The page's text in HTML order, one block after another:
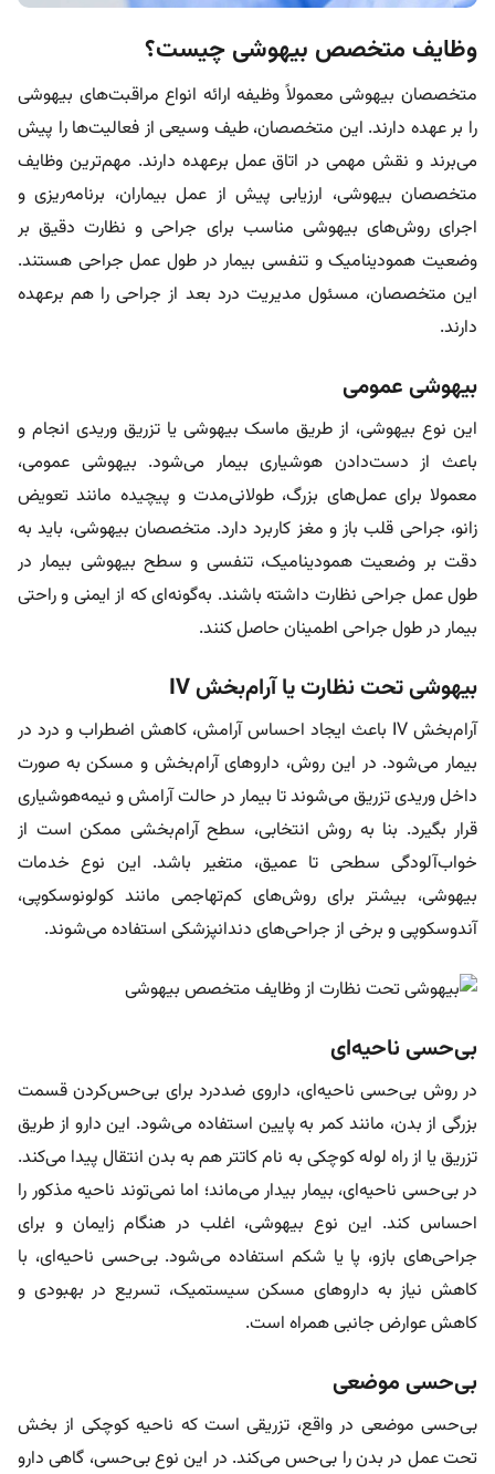
وظایف متخصص بیهوشی چیست؟
متخصصان بیهوشی معمولاً وظیفه ارائه انواع مراقبت‌های بیهوشی
را بر عهده دارند. این متخصصان، طیف وسیعی از فعالیت‌ها را پیش
می‌برند و نقش مهمی در اتاق عمل برعهده دارند. مهم‌ترین وظایف
متخصصان بیهوشی، ارزیابی پیش از عمل بیماران، برنامه‌ریزی و
اجرای روش‌های بیهوشی مناسب برای جراحی و نظارت دقیق بر
وضعیت همودینامیک و تنفسی بیمار در طول عمل جراحی هستند.
این متخصصان، مسئول مدیریت درد بعد از جراحی را هم برعهده
دارند.
بیهوشی عمومی
این نوع بیهوشی، از طریق ماسک بیهوشی یا تزریق وریدی انجام و
باعث از دست‌دادن هوشیاری بیمار می‌شود. بیهوشی عمومی،
معمولا برای عمل‌های بزرگ، طولانی‌مدت و پیچیده مانند تعویض
زانو، جراحی قلب باز و مغز کاربرد دارد. متخصصان بیهوشی، باید به
دقت بر وضعیت همودینامیک، تنفسی و سطح بیهوشی بیمار در
طول عمل جراحی نظارت داشته باشند. به‌گونه‌ای که از ایمنی و راحتی
بیمار در طول جراحی اطمینان حاصل کنند.
بیهوشی تحت نظارت یا آرام‌بخش IV
آرام‌بخش IV باعث ایجاد احساس آرامش، کاهش اضطراب و درد در
بیمار می‌شود. در این روش، داروهای آرام‌بخش و مسکن به صورت
داخل وریدی تزریق می‌شوند تا بیمار در حالت آرامش و نیمه‌هوشیاری
قرار بگیرد. بنا به روش انتخابی، سطح آرام‌بخشی ممکن است از
خواب‌آلودگی سطحی تا عمیق، متغیر باشد. این نوع خدمات
بیهوشی، بیشتر برای روش‌های کم‌تهاجمی مانند کولونوسکوپی،
آندوسکوپی و برخی از جراحی‌های دندانپزشکی استفاده می‌شوند.
بی‌حسی ناحیه‌ای
در روش بی‌حسی ناحیه‌ای، داروی ضددرد برای بی‌حس‌کردن قسمت
بزرگی از بدن، مانند کمر به پایین استفاده می‌شود. این دارو از طریق
تزریق یا از راه لوله کوچکی به نام کاتتر هم به بدن انتقال پیدا می‌کند.
در بی‌حسی ناحیه‌ای، بیمار بیدار می‌ماند؛ اما نمی‌توند ناحیه مذکور را
احساس کند. این نوع بیهوشی، اغلب در هنگام زایمان و برای
جراحی‌های بازو، پا یا شکم استفاده می‌شود. بی‌حسی ناحیه‌ای، با
کاهش نیاز به داروهای مسکن سیستمیک، تسریع در بهبودی و
کاهش عوارض جانبی همراه است.
بی‌حسی موضعی
بی‌حسی موضعی در واقع، تزریقی است که ناحیه کوچکی از بخش
تحت عمل در بدن را بی‌حس می‌کند. در این نوع بی‌حسی، گاهی دارو